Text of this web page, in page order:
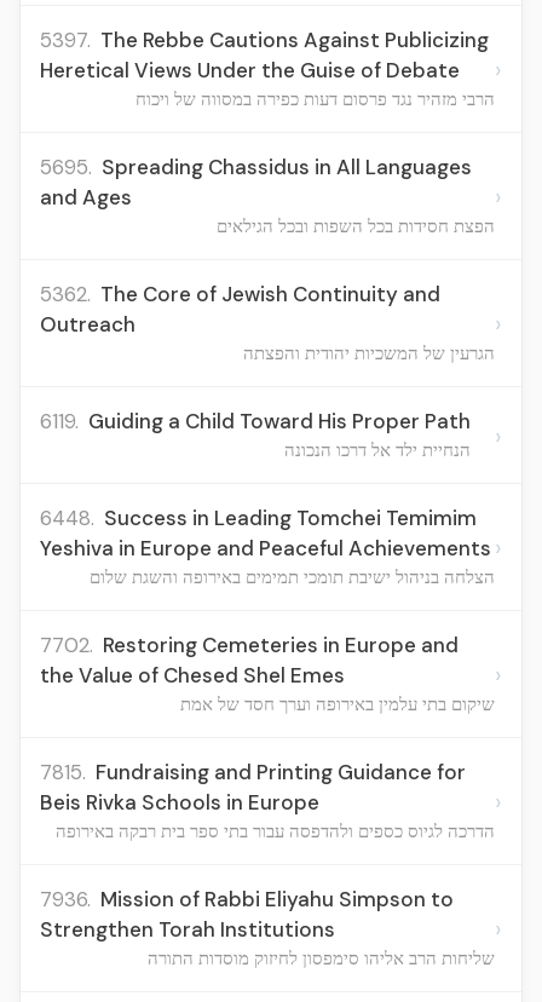
5397. The Rebbe Cautions Against Publicizing
Heretical Views Under the Guise of Debate
הרבי מזהיר נגד פרסום דעות כפירה במסווה של ויכוח
›
5695. Spreading Chassidus in All Languages
and Ages
הפצת חסידות בכל השפות ובכל הגילאים
›
5362. The Core of Jewish Continuity and
Outreach
הגרעין של המשכיות יהודית והפצתה
›
6119. Guiding a Child Toward His Proper Path
הנחיית ילד אל דרכו הנכונה ›
6448. Success in Leading Tomchei Temimim
Yeshiva in Europe and Peaceful Achievements
הצלחה בניהול ישיבת תומכי תמימים באירופה והשגת שלום
›
7702. Restoring Cemeteries in Europe and
the Value of Chesed Shel Emes
שיקום בתי עלמין באירופה וערך חסד של אמת
›
7815. Fundraising and Printing Guidance for
Beis Rivka Schools in Europe
הדרכה לגיוס כספים ולהדפסה עבור בתי ספר בית רבקה באירופה
›
7936. Mission of Rabbi Eliyahu Simpson to
Strengthen Torah Institutions
שליחות הרב אליהו סימפסון לחיזוק מוסדות התורה
›